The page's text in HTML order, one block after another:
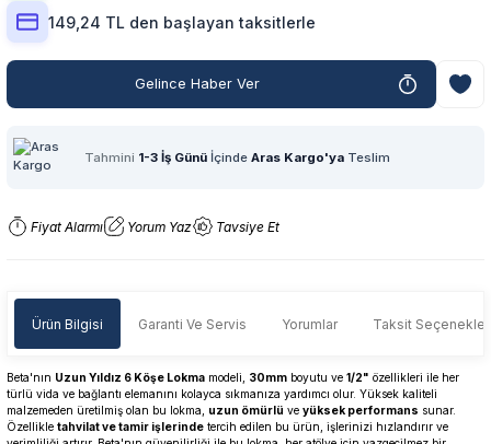
149,24 TL den başlayan taksitlerle
Gelince Haber Ver
Tahmini 1-3 İş Günü İçinde Aras Kargo'ya Teslim
Fiyat Alarmı Yorum Yaz Tavsiye Et
Ürün Bilgisi Garanti Ve Servis Yorumlar Taksit
Beta'nın Uzun Yıldız 6 Köşe Lokma modeli, 30mm boyutu ve 1/2" özellikleri ile her
türlü vida ve bağlantı elemanını kolayca sıkmanıza yardımcı olur. Yüksek kaliteli
malzemeden üretilmiş olan bu lokma, uzun ömürlü ve yüksek performans sunar.
Özellikle tahvilat ve tamir işlerinde tercih edilen bu ürün, işlerinizi hızlandırır ve